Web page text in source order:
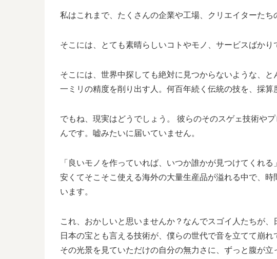
私はこれまで、たくさんの企業や工場、クリエイターたち
そこには、とても素晴らしいコトやモノ、サービスばかり
そこには、世界中探しても絶対に見つからないような、
一ミリの精度を削り出す人。何百年続く伝統の技を、採算
でもね、現実はどうでしょう。 彼らのそのスゲェ技術や
んです。嘘みたいに届いていません。
「良いモノを作っていれば、いつか誰かが見つけてくれ
安くてそこそこ使える海外の大量生産品が溢れる中で、
います。
これ、おかしいと思いませんか？なんでスゴイ人たちが
日本の宝とも言える技術が、僕らの世代で音を立てて崩れ
その光景を見ていただけの自分の無力さに、ずっと腹が立